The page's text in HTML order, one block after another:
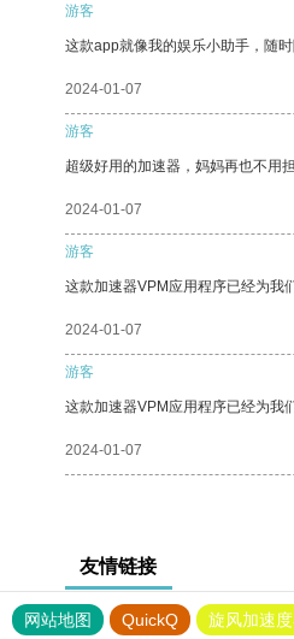
游客
这款app就像我的娱乐小助手，随时
2024-01-07
游客
超级好用的加速器，妈妈再也不用
2024-01-07
游客
这款加速器VPM应用程序已经为我
2024-01-07
游客
这款加速器VPM应用程序已经为我
2024-01-07
友情链接
网站地图 QuickQ 旋风加速